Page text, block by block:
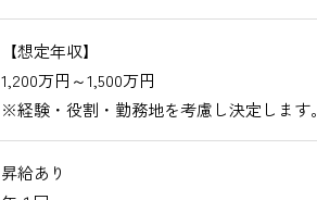
【想定年収】
1,200万円～1,500万円
※経験・役割・勤務地を考慮し決定します。
昇給あり